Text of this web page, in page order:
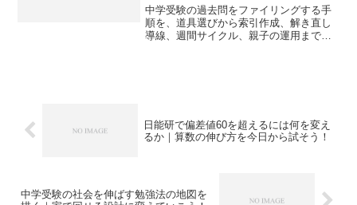
中学受験の過去問をファイリングする手
順を、道具選びから索引作成、解き直し
導線、週間サイクル、親子の運用まで一
日能研で偏差値60を超えるには何を変え
るか｜算数の伸び方を今日から試そう！
中学受験の社会を伸ばす勉強法の地図を